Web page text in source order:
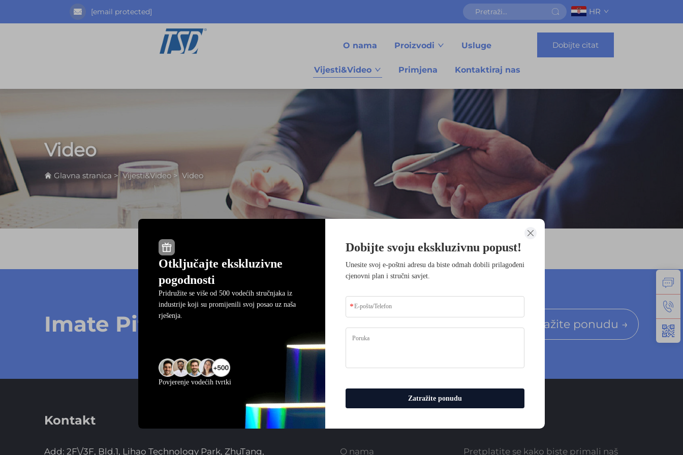
[email protected] HR
O nama Proizvodi Usluge
Vijesti&Video Primjena Kontaktiraj nas
Dobijte citat
Video
Glavna stranica > Vijesti&Video > Video
Imate Pitanja O Tvrtki? Zatražite ponudu →
Kontakt
Add: 2F\/3F, Bld.1, Lihao Technology Park, ZhuTang, O nama Pretplatite se kako biste primali naš
Otključajte ekskluzivne
pogodnosti
Pridružite se više od 500 vodećih stručnjaka iz
industrije koji su promijenili svoj posao uz naša
rješenja.
Povjerenje vodećih tvrtki
Dobijte svoju ekskluzivnu popust!
Unesite svoj e-poštni adresu da biste odmah dobili prilagođeni
cjenovni plan i stručni savjet.
Zatražite ponudu